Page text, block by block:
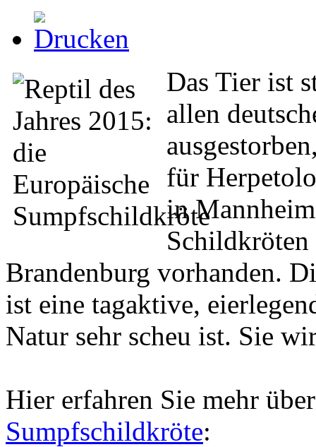
Das Tier ist
allen
für
in
Brandenburg vorhanden.
ist eine tagaktive,
Natur sehr scheu ist. Sie
Hier erfahren Sie mehr
Sumpfschildkröte: